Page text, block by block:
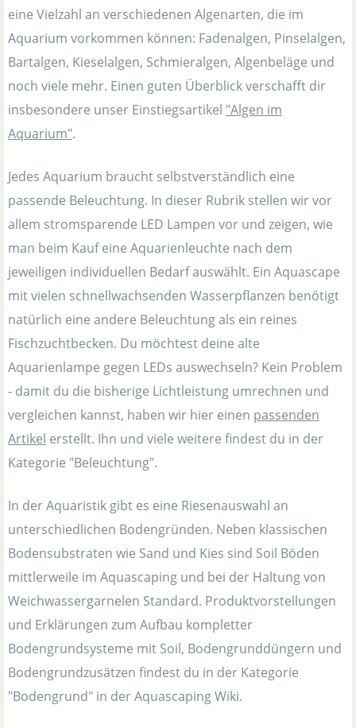
eine Vielzahl an verschiedenen Algenarten, die im
Aquarium vorkommen können: Fadenalgen, Pinselalgen,
Bartalgen, Kieselalgen, Schmieralgen, Algenbeläge und
noch viele mehr. Einen guten Überblick verschafft dir
insbesondere unser Einstiegsartikel "Algen im
Aquarium".
Jedes Aquarium braucht selbstverständlich eine
passende Beleuchtung. In dieser Rubrik stellen wir vor
allem stromsparende LED Lampen vor und zeigen, wie
man beim Kauf eine Aquarienleuchte nach dem
jeweiligen individuellen Bedarf auswählt. Ein Aquascape
mit vielen schnellwachsenden Wasserpflanzen benötigt
natürlich eine andere Beleuchtung als ein reines
Fischzuchtbecken. Du möchtest deine alte
Aquarienlampe gegen LEDs auswechseln? Kein Problem
- damit du die bisherige Lichtleistung umrechnen und
vergleichen kannst, haben wir hier einen passenden
Artikel erstellt. Ihn und viele weitere findest du in der
Kategorie "Beleuchtung".
In der Aquaristik gibt es eine Riesenauswahl an
unterschiedlichen Bodengründen. Neben klassischen
Bodensubstraten wie Sand und Kies sind Soil Böden
mittlerweile im Aquascaping und bei der Haltung von
Weichwassergarnelen Standard. Produktvorstellungen
und Erklärungen zum Aufbau kompletter
Bodengrundsysteme mit Soil, Bodengrunddüngern und
Bodengrundzusätzen findest du in der Kategorie
"Bodengrund" in der Aquascaping Wiki.